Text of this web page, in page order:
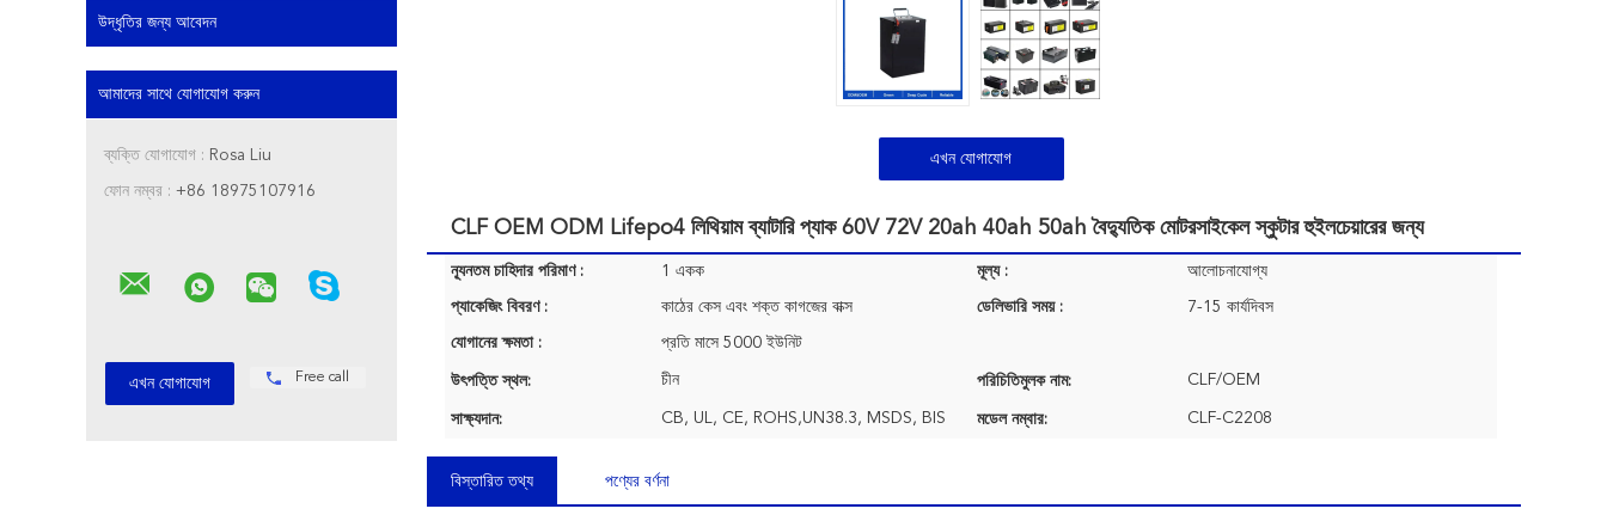
উদ্ধৃতির জন্য আবেদন
আমাদের সাথে যোগাযোগ করুন
ব্যক্তি যোগাযোগ : Rosa Liu
ফোন নম্বর : +86 18975107916
Free call
এখন যোগাযোগ
CLF OEM ODM Lifepo4 লিথিয়াম ব্যাটারি প্যাক 60V 72V 20ah 40ah 50ah বৈদ্যুতিক মোটরসাইকেল স্কুটার হুইলচেয়ারের জন্য
ন্যূনতম চাহিদার পরিমাণ : 1 একক মূল্য : আলোচনাযোগ্য
প্যাকেজিং বিবরণ : কাঠের কেস এবং শক্ত কাগজের বাক্স ডেলিভারি সময় : 7-15 কার্যদিবস
যোগানের ক্ষমতা : প্রতি মাসে 5000 ইউনিট
উৎপত্তি স্থল: চীন পরিচিতিমুলক নাম: CLF/OEM
সাক্ষ্যদান: CB, UL, CE, ROHS,UN38.3, MSDS, BIS মডেল নম্বার: CLF-C2208
বিস্তারিত তথ্য পণ্যের বর্ণনা